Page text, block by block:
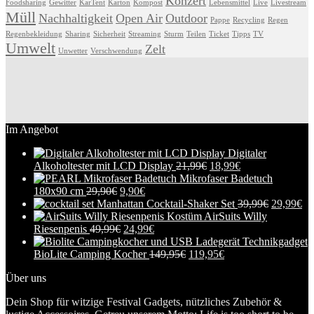
Foodsharing Gewitter KarTent Karton Kompost Lebensmittel Live Livestream
Müll Nachhaltigkeit Open Air Outdoor Pappe Recycling Regen
Regenbekleidung Sharing Sicherheit Streaming Sturm Teilen Ticket Tipps TV
Umwelt Unwetter Verschwendung Zelt
Im Angebot
Digitaler
Alkoholtester mit LCD Display 21,99€ 18,99€
Mikrofaser Badetuch
180x90 cm 29,90€ 9,90€
Manhattan Cocktail-Shaker Set 39,99€ 29,99€
AirSuits Willy
Riesenpenis 49,99€ 24,99€
BioLite Camping Kocher 149,95€ 119,95€
Über uns
Dein Shop für witzige Festival Gadgets, nützliches Zubehör &